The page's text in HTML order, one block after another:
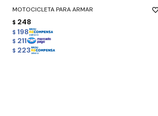
MOTOCICLETA PARA ARMAR
$ 248
$ 198
$ 211
$ 223